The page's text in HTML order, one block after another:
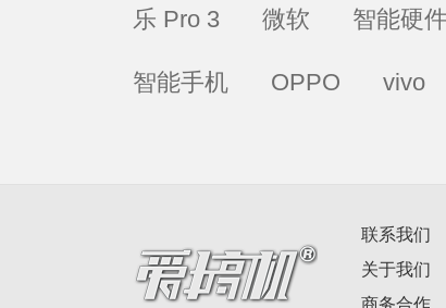
乐 Pro 3 微软 智能硬件
智能手机 OPPO vivo
联系我们
关于我们
商务合作